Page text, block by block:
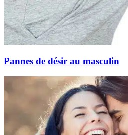
Pannes de désir au masculin